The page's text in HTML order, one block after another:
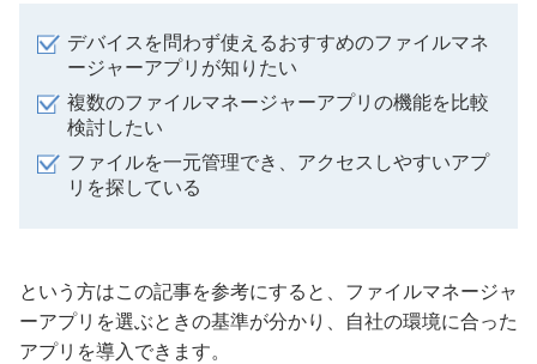
デバイスを問わず使えるおすすめのファイルマネ
ージャーアプリが知りたい
複数のファイルマネージャーアプリの機能を比較
検討したい
ファイルを一元管理でき、アクセスしやすいアプ
リを探している
という方はこの記事を参考にすると、ファイルマネージャ
ーアプリを選ぶときの基準が分かり、自社の環境に合った
アプリを導入できます。